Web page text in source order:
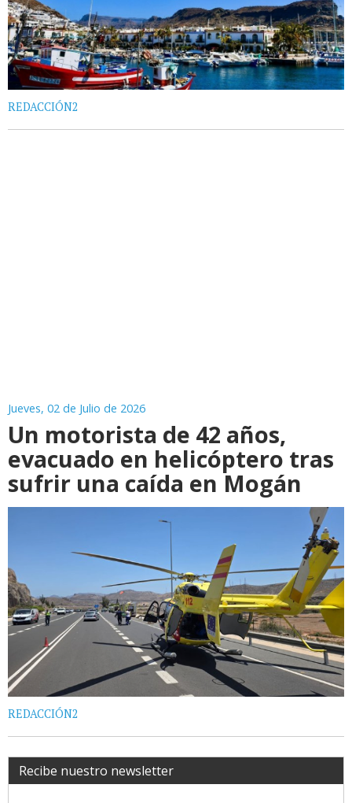
REDACCIÓN2
Jueves, 02 de Julio de 2026
Un motorista de 42 años,
evacuado en helicóptero tras
sufrir una caída en Mogán
REDACCIÓN2
Recibe nuestro newsletter